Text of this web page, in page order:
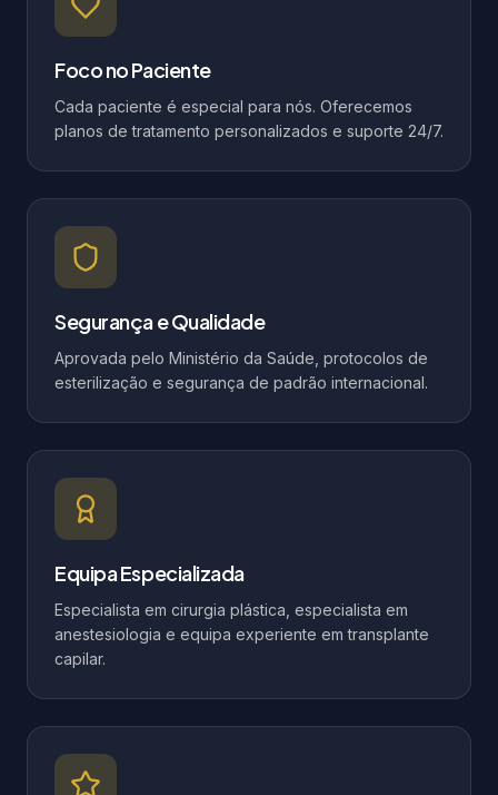
Foco no Paciente
Cada paciente é especial para nós. Oferecemos
planos de tratamento personalizados e suporte 24/7.
Segurança e Qualidade
Aprovada pelo Ministério da Saúde, protocolos de
esterilização e segurança de padrão internacional.
Equipa Especializada
Especialista em cirurgia plástica, especialista em
anestesiologia e equipa experiente em transplante
capilar.